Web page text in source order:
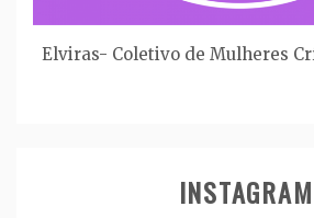
Elviras- Coletivo de Mulheres
INSTAGRAM